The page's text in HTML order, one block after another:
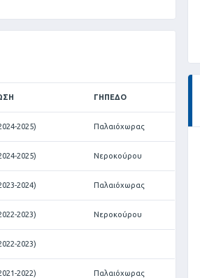
ΓΉΠΕΔΟ
2025) Παλαιόχωρας
2025) Νεροκούρου
2024) Παλαιόχωρας
2023) Νεροκούρου
2023)
2022) Παλαιόχωρας